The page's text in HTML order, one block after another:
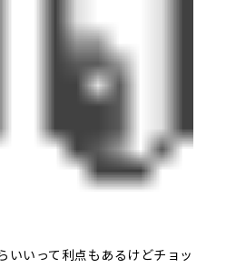
いいって利点もあるけどチョッ